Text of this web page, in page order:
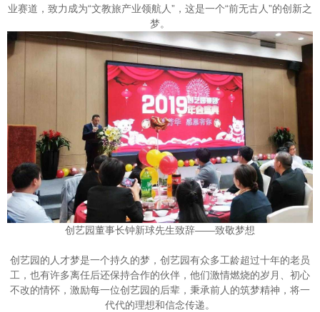
业赛道，致力成为“文教旅产业领航人”，这是一个“前无古人”的创新之
梦。
创艺园董事长钟新球先生致辞——致敬梦想
创艺园的人才梦是一个持久的梦，创艺园有众多工龄超过十年的老员
工，也有许多离任后还保持合作的伙伴，他们激情燃烧的岁月、初心
不改的情怀，激励每一位创艺园的后辈，秉承前人的筑梦精神，将一
代代的理想和信念传递。